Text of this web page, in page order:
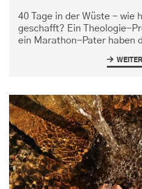
40 Tage in der Wüste - wie
geschafft? Ein Theologie-
ein Marathon-Pater haben